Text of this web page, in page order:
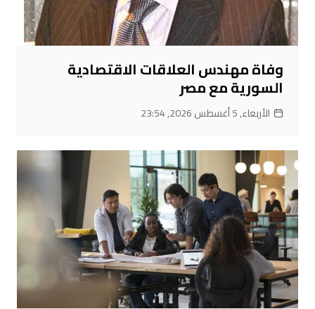
وفاة مهندس العلاقات الاقتصادية
السورية مع مصر
الأربعاء, 5 أغسطس 2026, 23:54